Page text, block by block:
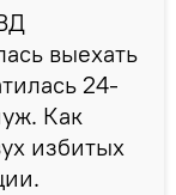
выехать
24-
Как
избитых